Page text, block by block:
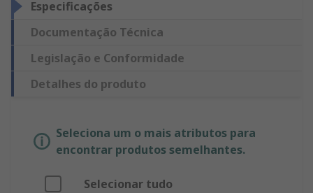
Especificações
Documentação Técnica
Legislação e Conformidade
Detalhes do produto
Seleciona um o mais atributos para
encontrar produtos semelhantes.
Selecionar tudo